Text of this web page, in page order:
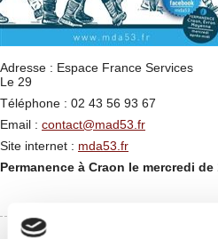
Adresse : Espace France Services
Le 29
Téléphone : 02 43 56 93 67
Email : contact@mad53.fr
Site internet : mda53.fr
Permanence à Craon le mercredi de